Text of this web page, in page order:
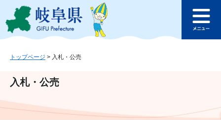
ジ
ュ
文
このページの本文へ
ュ
トップページ > 入札・公売
入札・公売